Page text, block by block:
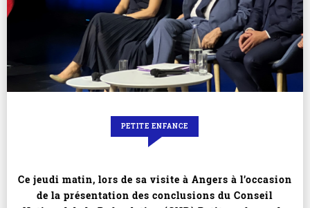
PETITE ENFANCE
Ce jeudi matin, lors de sa visite à Angers à l’occasion
de la présentation des conclusions du Conseil